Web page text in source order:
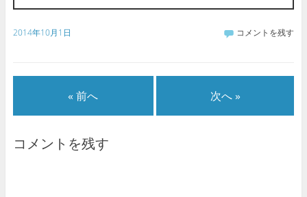
2014年10月1日 コメントを残す
« 前へ 次へ »
コメントを残す